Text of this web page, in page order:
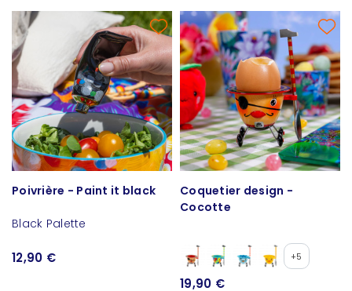
Poivrière - Paint it black
Black Palette
12,90 €
Coquetier design -
Cocotte
+5
19,90 €